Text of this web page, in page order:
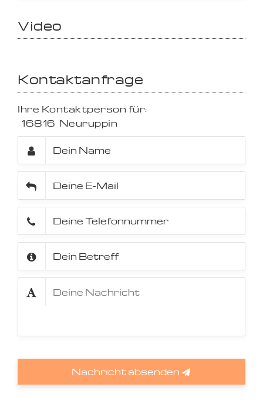
Video
Kontaktanfrage
Ihre Kontaktperson für:
16816 Neuruppin
Nachricht absenden